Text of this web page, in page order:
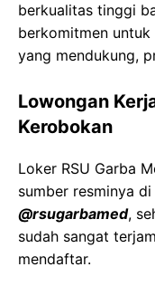
berkualitas tinggi
berkomitmen
yang mendukung,
Lowongan
Kerobokan
Loker RSU Garba
sumber resminya
@rsugarbamed,
sudah sangat
mendaftar.